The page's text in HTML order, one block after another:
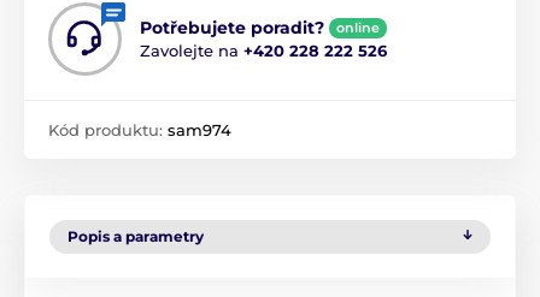
Potřebujete poradit? online
Zavolejte na +420 228 222 526
Kód produktu: sam974
Popis a parametry